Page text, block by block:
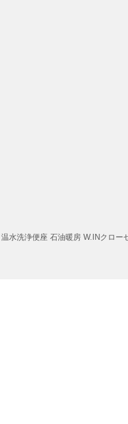
温水洗浄便座 石油暖房 W.INクロー